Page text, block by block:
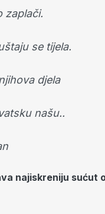
zaplači.
se tijela.
djela
našu..
najiskreniju sućut